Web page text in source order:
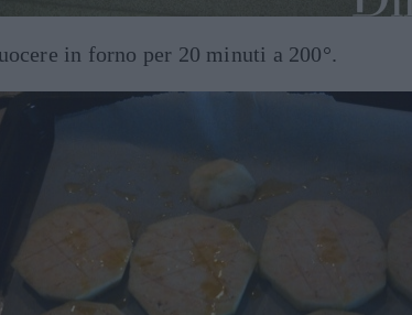
in forno per 20 minuti a 200°.